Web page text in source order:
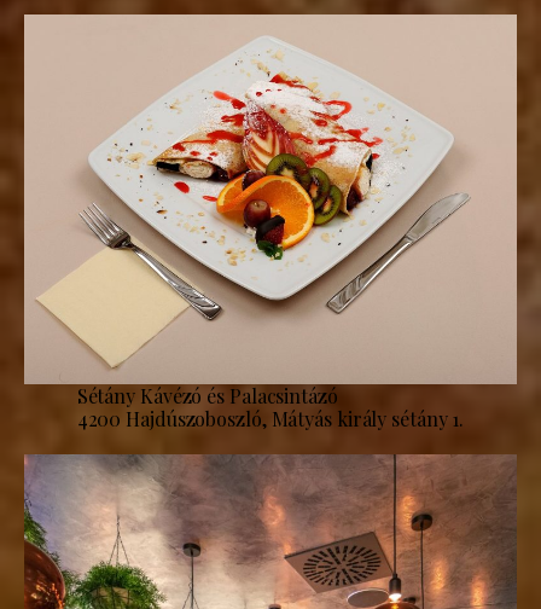
Sétány Kávézó és Palacsintázó
4200 Hajdúszoboszló, Mátyás király sétány 1.